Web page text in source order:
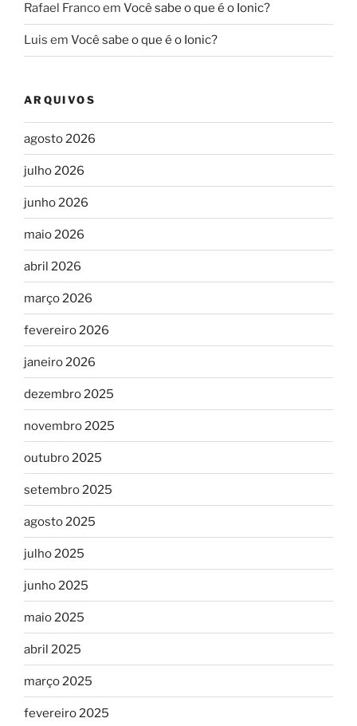
Rafael Francoem Você sabe o que é o Ionic?
Luis em Você sabe o que é o Ionic?
ARQUIVOS
agosto 2026
julho 2026
junho 2026
maio 2026
abril 2026
março 2026
fevereiro 2026
janeiro 2026
dezembro 2025
novembro 2025
outubro 2025
setembro 2025
agosto 2025
julho 2025
junho 2025
maio 2025
abril 2025
março 2025
fevereiro 2025